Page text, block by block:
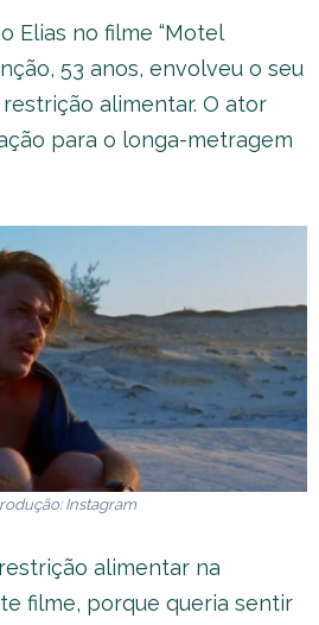
Elias no filme “Motel
53 anos, envolveu o seu
alimentar. O ator
para o longa-metragem
Instagram
alimentar na
filme, porque queria sentir